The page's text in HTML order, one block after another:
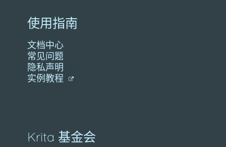
使用指南
文档中心
常见问题
隐私声明
实例教程
Krita 基金会